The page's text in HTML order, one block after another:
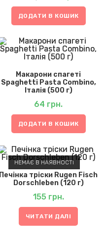
ДОДАТИ В КОШИК
Макарони спагеті
Spaghetti Pasta Combino,
Італія (500 г)
64 грн.
ДОДАТИ В КОШИК
НЕМАЄ В НАЯВНОСТІ
Печінка тріски Rugen Fisch
Dorschleben (120 г)
155 грн.
ЧИТАТИ ДАЛІ